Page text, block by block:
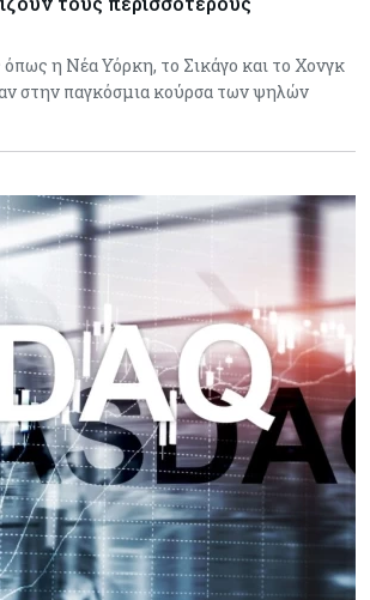
η Νέα Υόρκη, το Σικάγο και το Χονγκ
στην παγκόσμια κούρσα των ψηλών